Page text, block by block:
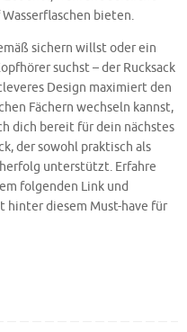
bieten.
sichern willst oder ein
suchst – der Rucksack
Design maximiert den
Fächern wechseln kannst,
dich bereit für dein nächstes
der sowohl praktisch als
unterstützt. Erfahre
folgenden Link und
hinter diesem Must-have für